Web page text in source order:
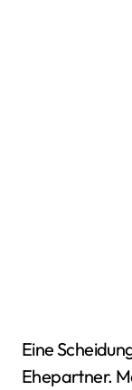
Eine
Ehepartner.